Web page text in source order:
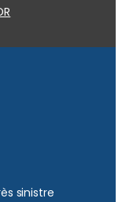
sinistre